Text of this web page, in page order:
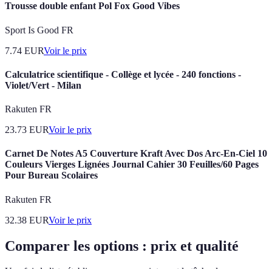
Trousse double enfant Pol Fox Good Vibes
Sport Is Good FR
7.74 EURVoir le prix
Calculatrice scientifique - Collège et lycée - 240 fonctions -
Violet/Vert - Milan
Rakuten FR
23.73 EURVoir le prix
Carnet De Notes A5 Couverture Kraft Avec Dos Arc-En-Ciel 10
Couleurs Vierges Lignées Journal Cahier 30 Feuilles/60 Pages
Pour Bureau Scolaires
Rakuten FR
32.38 EURVoir le prix
Comparer les options : prix et qualité